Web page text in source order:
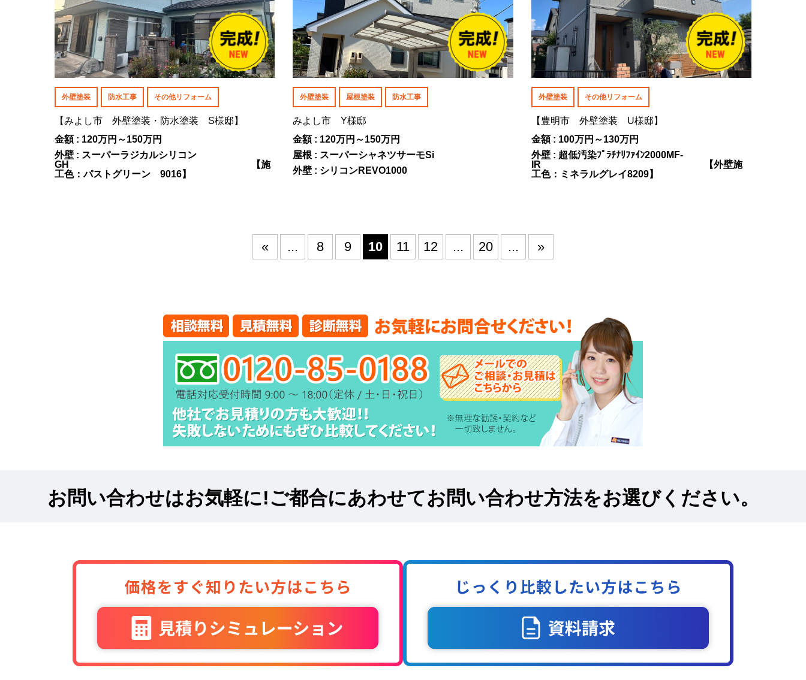
外壁塗装 防水工事 その他リフォーム
【みよし市 外壁塗装・防水塗装 S様邸】
金額 : 120万円～150万円
外壁 : スーパーラジカルシリコン
GH 【施
工色：パストグリーン 9016】
外壁塗装 屋根塗装 防水工事
みよし市 Y様邸
金額 : 120万円～150万円
屋根 : スーパーシャネツサーモSi
外壁 : シリコンREVO1000
外壁塗装 その他リフォーム
【豊明市 外壁塗装 U様邸】
金額 : 100万円～130万円
外壁 : 超低汚染ﾌﾟﾗﾁﾅﾘﾌｧｲﾝ2000MF-
IR 【外壁施
工色：ミネラルグレイ8209】
« ... 8 9 10 11 12 ... 20 ... »
お問い合わせはお気軽に!ご都合にあわせてお問い合わせ方法をお選びください。